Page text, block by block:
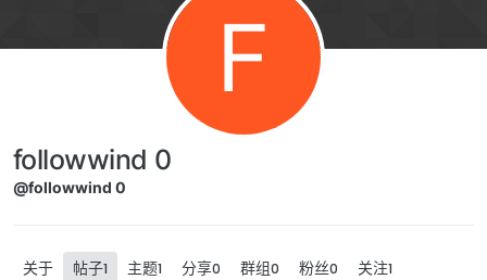
F
followwind 0
@followwind 0
关于 帖子1 主题1 分享0 群组0 粉丝0 关注1